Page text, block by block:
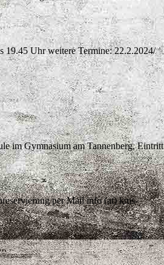
19.45 Uhr weitere Termine: 22.2.2024/
im Gymnasium am Tannenberg, Eintritt
per Mail info (at) kms-